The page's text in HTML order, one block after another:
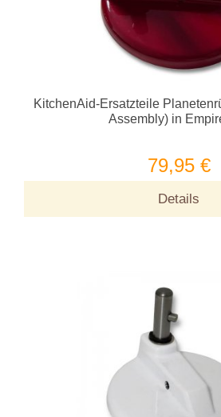
KitchenAid-Ersatzteile
Assembly) in
79,95 €
Details